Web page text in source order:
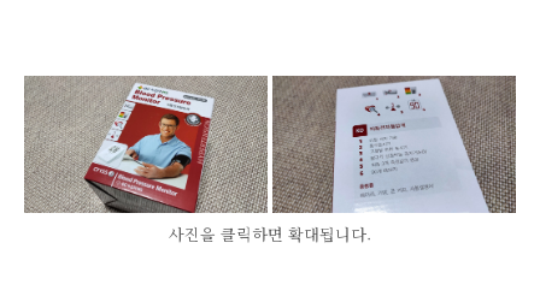
사진을 클릭하면 확대됩니다.